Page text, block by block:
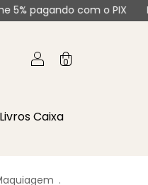
com o PIX Parcele em
0
Livros Caixa
.